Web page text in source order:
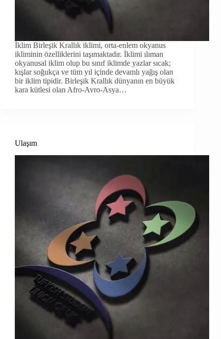
İklim Birleşik Krallık iklimi, orta-enlem okyanus
ikliminin özelliklerini taşımaktadır. İklimi ılıman
okyanusal iklim olup bu sınıf iklimde yazlar sıcak;
kışlar soğukça ve tüm yıl içinde devamlı yağış olan
bir iklim tipidir. Birleşik Krallık dünyanın en büyük
kara kütlesi olan Afro-Avro-Asya…
Ulaşım